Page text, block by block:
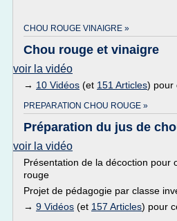
CHOU ROUGE VINAIGRE »
Chou rouge et vinaigre
voir la vidéo
→ 10 Vidéos (et 151 Articles) pour
PREPARATION CHOU ROUGE »
Préparation du jus de
voir la vidéo
Présentation de la décoction pour
rouge
Projet de pédagogie par classe
→ 9 Vidéos (et 157 Articles) pour